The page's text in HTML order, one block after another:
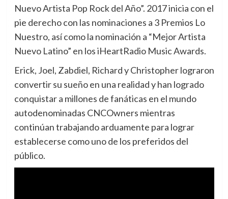
Nuevo Artista Pop Rock del Año”. 2017 inicia con el
pie derecho con las nominaciones a 3 Premios Lo
Nuestro, así como la nominación a “Mejor Artista
Nuevo Latino” en los iHeartRadio Music Awards.
Erick, Joel, Zabdiel, Richard y Christopher lograron
convertir su sueño en una realidad y han logrado
conquistar a millones de fanáticas en el mundo
autodenominadas CNCOwners mientras
continúan trabajando arduamente para lograr
establecerse como uno de los preferidos del
público.